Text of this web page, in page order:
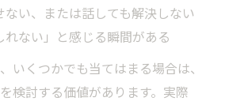
い、または話しても解決しない
れない」と感じる瞬間がある
いくつかでも当てはまる場合は、
検討する価値があります。実際